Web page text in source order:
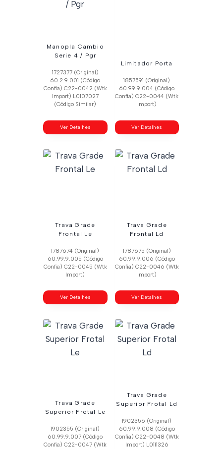
Manopla Cambio
Serie 4 / Pgr
1727377 (Original)
60.2.9.001 (Código
Confia) C22-0042 (Wtk
Import) L0107027
(Código Similar)
Ver Detalhes
Limitador Porta
1857591 (Original)
60.99.9.004 (Código
Confia) C22-0044 (Wtk
Import)
Ver Detalhes
Trava Grade
Frontal Le
1787674 (Original)
60.99.9.005 (Código
Confia) C22-0045 (Wtk
Import)
Ver Detalhes
Trava Grade
Frontal Ld
1787675 (Original)
60.99.9.006 (Código
Confia) C22-0046 (Wtk
Import)
Ver Detalhes
Trava Grade
Superior Frotal Le
1902355 (Original)
60.99.9.007 (Código
Confia) C22-0047 (Wtk
Trava Grade
Superior Frotal Ld
1902356 (Original)
60.99.9.008 (Código
Confia) C22-0048 (Wtk
Import) L0111326